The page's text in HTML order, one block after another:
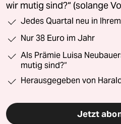
wir mutig sind?“ (solange
Jedes Quartal neu in
Nur 38 Euro im Jahr
Als Prämie Luisa
mutig sind?“
Herausgegeben von
Jetzt